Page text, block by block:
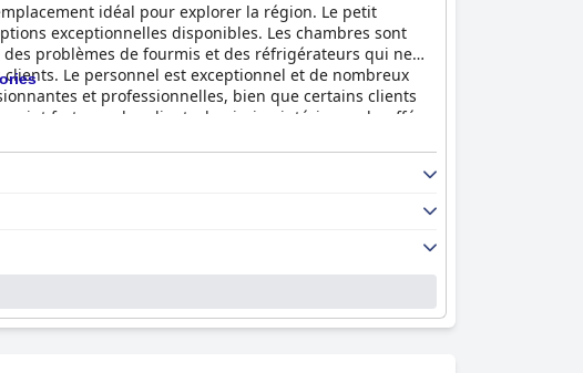
idéal pour explorer la région. Le petit
exceptionnelles disponibles. Les chambres sont
problèmes de fourmis et des réfrigérateurs qui ne
Le personnel est exceptionnel et de nombreux
et professionnelles, bien que certains clients
fort pour les clients, la piscine intérieure chauffée
plaigne. Dans l'ensemble, l'
déjeuner et d'excellents équipements.